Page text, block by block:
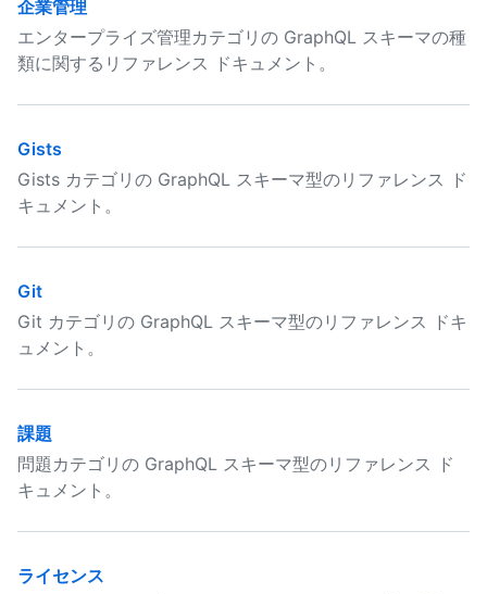
企業管理
エンタープライズ管理カテゴリの GraphQL スキーマの種
類に関するリファレンス ドキュメント。
Gists
Gists カテゴリの GraphQL スキーマ型のリファレンス ド
キュメント。
Git
Git カテゴリの GraphQL スキーマ型のリファレンス ドキ
ュメント。
課題
問題カテゴリの GraphQL スキーマ型のリファレンス ド
キュメント。
ライセンス